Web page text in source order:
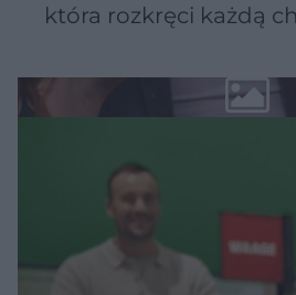
która rozkręci każdą